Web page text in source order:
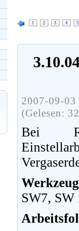
1 2 3 4 5
2007-09-
(Gelesen:
Bei
SW7, SW